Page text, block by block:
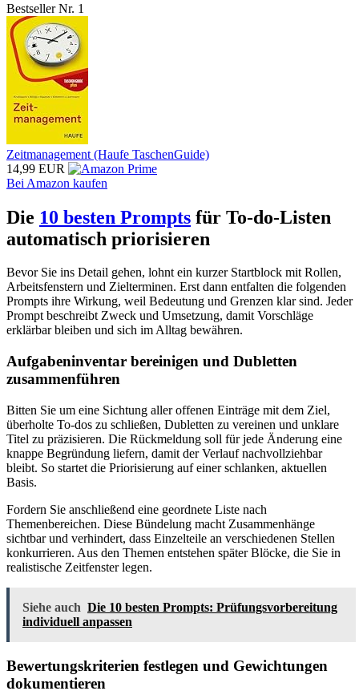
Bestseller Nr. 1
Zeitmanagement (Haufe TaschenGuide)
14,99 EUR
Bei Amazon kaufen
Die 10 besten Prompts für To-do-Listen
automatisch priorisieren
Bevor Sie ins Detail gehen, lohnt ein kurzer Startblock mit Rollen,
Arbeitsfenstern und Zielterminen. Erst dann entfalten die folgenden
Prompts ihre Wirkung, weil Bedeutung und Grenzen klar sind. Jeder
Prompt beschreibt Zweck und Umsetzung, damit Vorschläge
erklärbar bleiben und sich im Alltag bewähren.
Aufgabeninventar bereinigen und Dubletten
zusammenführen
Bitten Sie um eine Sichtung aller offenen Einträge mit dem Ziel,
überholte To-dos zu schließen, Dubletten zu vereinen und unklare
Titel zu präzisieren. Die Rückmeldung soll für jede Änderung eine
knappe Begründung liefern, damit der Verlauf nachvollziehbar
bleibt. So startet die Priorisierung auf einer schlanken, aktuellen
Basis.
Fordern Sie anschließend eine geordnete Liste nach
Themenbereichen. Diese Bündelung macht Zusammenhänge
sichtbar und verhindert, dass Einzelteile an verschiedenen Stellen
konkurrieren. Aus den Themen entstehen später Blöcke, die Sie in
realistische Zeitfenster legen.
Siehe auch Die 10 besten Prompts: Prüfungsvorbereitung
individuell anpassen
Bewertungskriterien festlegen und Gewichtungen
dokumentieren